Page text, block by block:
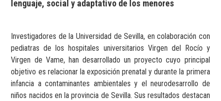
lenguaje, social y adaptativo de los menores
Investigadores de la Universidad de Sevilla, en colaboración con
pediatras de los hospitales universitarios Virgen del Rocío y
Virgen de Vame, han desarrollado un proyecto cuyo principal
objetivo es relacionar la exposición prenatal y durante la primera
infancia a contaminantes ambientales y el neurodesarrollo de
niños nacidos en la provincia de Sevilla. Sus resultados destacan